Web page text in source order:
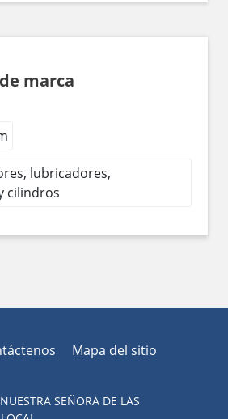
marca
lubricadores,
cilindros
Mapa del sitio
SEÑORA DE LAS